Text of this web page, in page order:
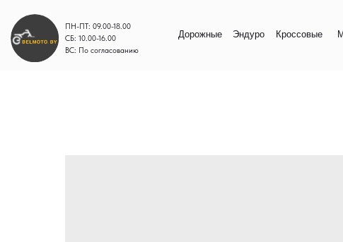
ПН-ПТ: 09.00-18.00
СБ: 10.00-16.00
ВС: По согласованию
Дорожные Эндуро Кроссовые Мопеды